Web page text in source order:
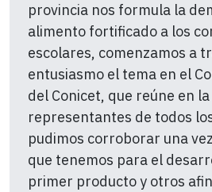
provincia nos formula la
alimento fortificado a los
escolares, comenzamos a
entusiasmo el tema en el
del Conicet, que reúne en
representantes de todos
pudimos corroborar una
que tenemos para el
primer producto y otros